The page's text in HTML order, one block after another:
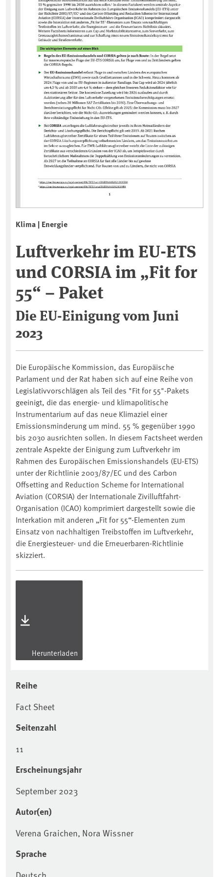
Klima | Energie
Luftverkehr im EU-ETS
und CORSIA im „Fit for
55“ – Paket
Die EU-Einigung vom Juni
2023
Die Europäische Kommission, das Europäische
Parlament und der Rat haben sich auf eine Reihe von
Legislativvorschlägen als Teil des "Fit for 55"-Pakets
geeinigt, die das energie- und klimapolitische
Instrumentarium auf das neue Klimaziel einer
Emissionsminderung um mind. 55 % gegenüber 1990
bis 2030 ausrichten sollen. In diesem Factsheet werden
zentrale Aspekte der Einigung zum Luftverkehr im
Rahmen des Europäischen Emissionshandels (EU-ETS)
unter der Richtlinie 2003/87/EC und des Carbon
Offsetting and Reduction Scheme for International
Aviation (CORSIA) der Internationale Zivilluftfahrt-
Organisation (ICAO) komprimiert dargestellt sowie die
Interkation mit anderen „Fit for 55“-Elementen zum
Einsatz von nachhaltigen Treibstoffen im Luftverkehr,
die Energiesteuer- und die Erneuerbaren-Richtlinie
skizziert.
Herunterladen
Reihe
Fact Sheet
Seitenzahl
11
Erscheinungsjahr
September 2023
Autor(en)
Verena Graichen, Nora Wissner
Sprache